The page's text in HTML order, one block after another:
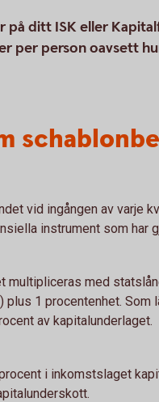
ditt ISK eller
per person oavsett
vid ingången av varje
instrument som har
multipliceras med
1 procentenhet. Som
av kapitalunderlaget.
i inkomstslaget